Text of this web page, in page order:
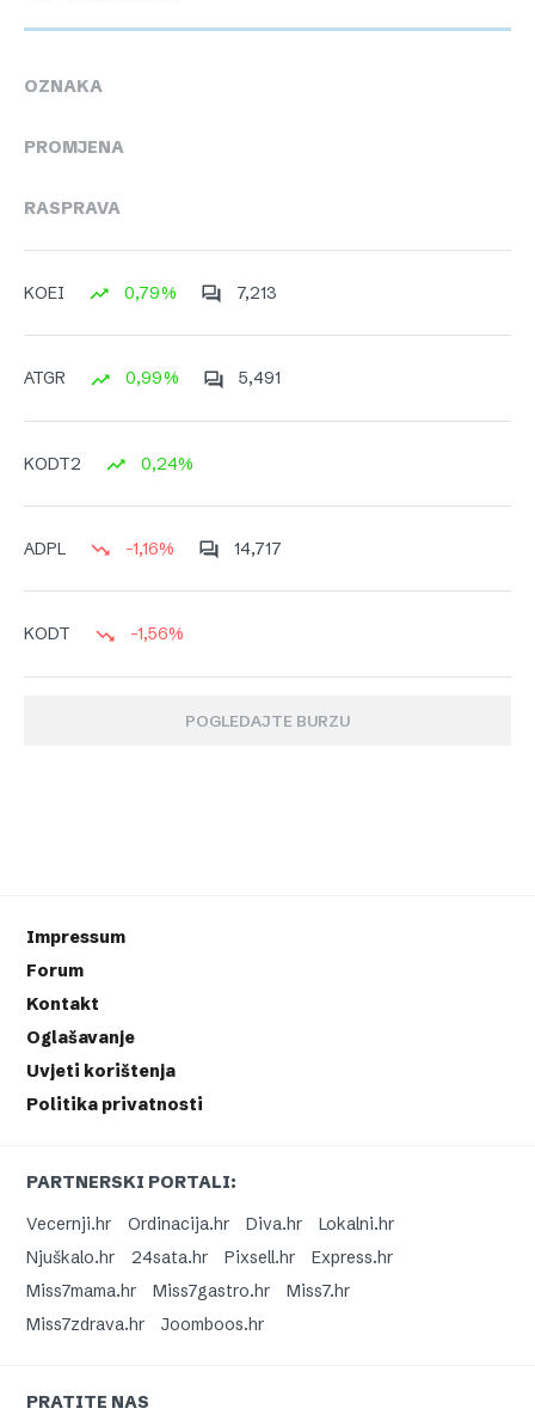
OZNAKA
PROMJENA
RASPRAVA
KOEI 0,79% 7,213
ATGR 0,99% 5,491
KODT2 0,24%
ADPL -1,16% 14,717
KODT -1,56%
POGLEDAJTE BURZU
Impressum
Forum
Kontakt
Oglašavanje
Uvjeti korištenja
Politika privatnosti
PARTNERSKI PORTALI:
Vecernji.hr
Ordinacija.hr Diva.hr
Lokalni.hr
Njuškalo.hr
24sata.hr Pixsell.hr
Express.hr
Miss7mama.hr
Miss7gastro.hr
Miss7.hr
Miss7zdrava.hr
Joomboos.hr
PRATITE NAS